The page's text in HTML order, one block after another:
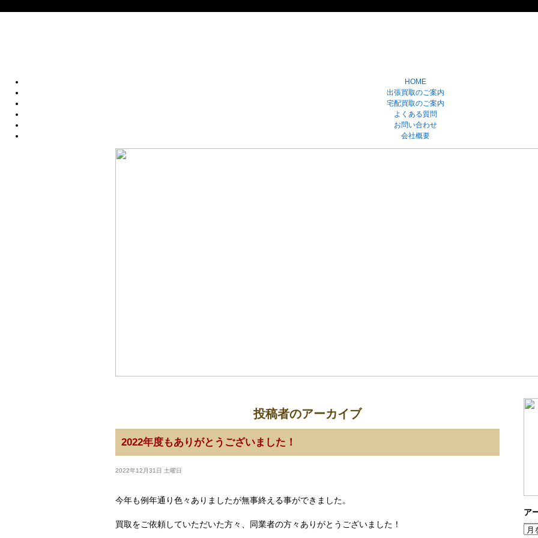
HOME
出張買取のご案内
宅配買取のご案内
よくある質問
お問い合わせ
会社概要
投稿者のアーカイブ
2022年度もありがとうございました！
2022年12月31日 土曜日
今年も例年通り色々ありましたが無事終える事ができました。
買取をご依頼していただいた方々、同業者の方々ありがとうございました！
ア